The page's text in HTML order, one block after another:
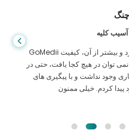
از
مراقبت های بهداشتی با چنین
ایالات متحده یا بریتانیا. هیچ
مداوم از تیم بهبود پیدا کردم. خیلی ممنون GoMedii!